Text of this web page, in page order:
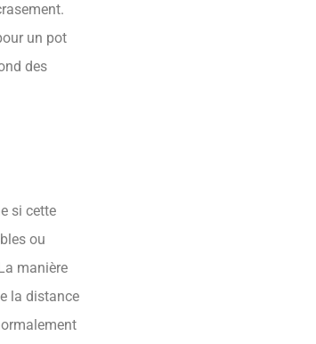
un pot
des
si cette
ou
manière
la distance